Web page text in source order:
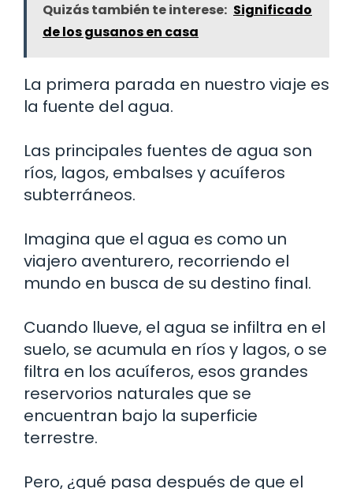
Quizás también te interese: Significado
de los gusanos en casa
La primera parada en nuestro viaje es
la fuente del agua.
Las principales fuentes de agua son
ríos, lagos, embalses y acuíferos
subterráneos.
Imagina que el agua es como un
viajero aventurero, recorriendo el
mundo en busca de su destino final.
Cuando llueve, el agua se infiltra en el
suelo, se acumula en ríos y lagos, o se
filtra en los acuíferos, esos grandes
reservorios naturales que se
encuentran bajo la superficie
terrestre.
Pero, ¿qué pasa después de que el